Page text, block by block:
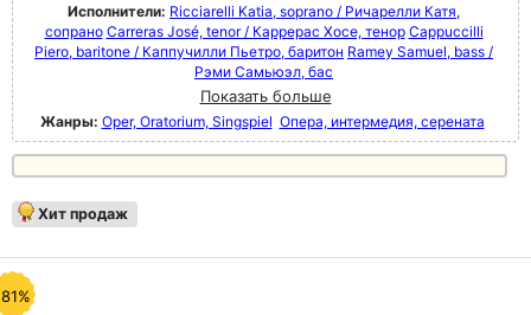
Исполнители: Ricciarelli Katia, soprano / Ричарелли Катя,
сопрано Carreras José, tenor / Каррерас Хосе, тенор Cappuccilli
Piero, baritone / Каппучилли Пьетро, баритон Ramey Samuel, bass /
Рэми Самьюэл, бас
Показать больше
Жанры: Oper, Oratorium, Singspiel Опера, интермедия, серената
Хит продаж